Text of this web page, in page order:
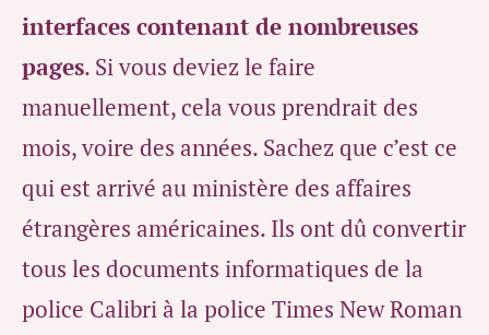
interfaces contenant de nombreuses
pages. Si vous deviez le faire
manuellement, cela vous prendrait des
mois, voire des années. Sachez que c’est ce
qui est arrivé au ministère des affaires
étrangères américaines. Ils ont dû convertir
tous les documents informatiques de la
police Calibri à la police Times New Roman